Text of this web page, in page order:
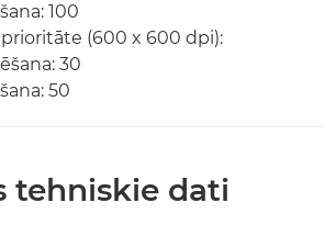
100
(600 x 600 dpi):
30
50
tehniskie dati